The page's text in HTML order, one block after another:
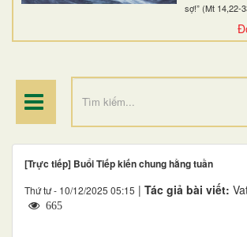
sợ!” (Mt 14,22-
ĐIỂM HÀNH HƯƠNG
[Trực tiếp] Buổi Tiếp kiến chung hằng tuần
Thứ tư - 10/12/2025 05:15 | Tác giả bài viết:
665